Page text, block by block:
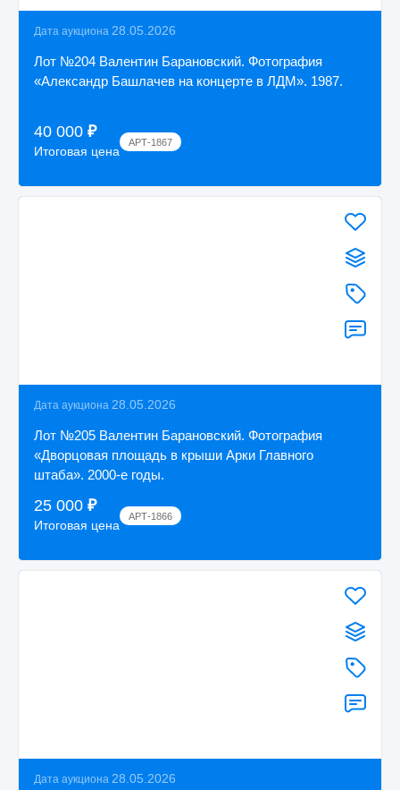
Дата аукциона 28.05.2026
Лот №204 Валентин Барановский. Фотография
«Александр Башлачев на концерте в ЛДМ». 1987.
40 000 ₽
Итоговая цена
АРТ-1867
Дата аукциона 28.05.2026
Лот №205 Валентин Барановский. Фотография
«Дворцовая площадь в крыши Арки Главного
штаба». 2000-е годы.
25 000 ₽
Итоговая цена
АРТ-1866
Дата аукциона 28.05.2026